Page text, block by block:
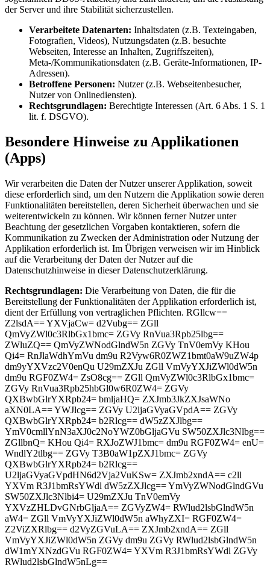
der Server und ihre Stabilität sicherzustellen.
Verarbeitete Datenarten: Inhaltsdaten (z.B. Texteingaben,
Fotografien, Videos), Nutzungsdaten (z.B. besuchte
Webseiten, Interesse an Inhalten, Zugriffszeiten),
Meta-/Kommunikationsdaten (z.B. Geräte-Informationen, IP-
Adressen).
Betroffene Personen: Nutzer (z.B. Webseitenbesucher,
Nutzer von Onlinediensten).
Rechtsgrundlagen: Berechtigte Interessen (Art. 6 Abs. 1 S. 1
lit. f. DSGVO).
Besondere Hinweise zu Applikationen
(Apps)
Wir verarbeiten die Daten der Nutzer unserer Applikation, soweit
diese erforderlich sind, um den Nutzern die Applikation sowie deren
Funktionalitäten bereitstellen, deren Sicherheit überwachen und sie
weiterentwickeln zu können. Wir können ferner Nutzer unter
Beachtung der gesetzlichen Vorgaben kontaktieren, sofern die
Kommunikation zu Zwecken der Administration oder Nutzung der
Applikation erforderlich ist. Im Übrigen verweisen wir im Hinblick
auf die Verarbeitung der Daten der Nutzer auf die
Datenschutzhinweise in dieser Datenschutzerklärung.
Rechtsgrundlagen: Die Verarbeitung von Daten, die für die
Bereitstellung der Funktionalitäten der Applikation erforderlich ist,
dient der Erfüllung von vertraglichen Pflichten. RGllcw==
Z2lsdA== YXVjaCw= d2Vubg== ZGll
QmVyZWl0c3RlbGx1bmc= ZGVy RnVua3Rpb25lbg==
ZWluZQ== QmVyZWNodGlndW5n ZGVy TnV0emVy KHou
Qi4= RnJlaWdhYmVu dm9u R2Vyw6R0ZWZ1bmt0aW9uZW4p
dm9yYXVzc2V0enQu U29mZXJu ZGll VmVyYXJiZWl0dW5n
dm9u RGF0ZW4= ZsO8cg== ZGll QmVyZWl0c3RlbGx1bmc=
ZGVy RnVua3Rpb25hbGl0w6R0ZW4= ZGVy
QXBwbGlrYXRpb24= bmljaHQ= ZXJmb3JkZXJsaWNo
aXN0LA== YWJlcg== ZGVy U2ljaGVyaGVpdA== ZGVy
QXBwbGlrYXRpb24= b2Rlcg== dW5zZXJlbg==
YmV0cmllYnN3aXJ0c2NoYWZ0bGljaGVu SW50ZXJlc3Nlbg==
ZGllbnQ= KHou Qi4= RXJoZWJ1bmc= dm9u RGF0ZW4= enU=
WndlY2tlbg== ZGVy T3B0aW1pZXJ1bmc= ZGVy
QXBwbGlrYXRpb24= b2Rlcg==
U2ljaGVyaGVpdHN6d2Vja2VuKSw= ZXJmb2xndA== c2ll
YXVm R3J1bmRsYWdl dW5zZXJlcg== YmVyZWNodGlndGVu
SW50ZXJlc3Nlbi4= U29mZXJu TnV0emVy
YXVzZHLDvGNrbGljaA== ZGVyZW4= RWlud2lsbGlndW5n
aW4= ZGll VmVyYXJiZWl0dW5n aWhyZXI= RGF0ZW4=
Z2ViZXRlbg== d2VyZGVuLA== ZXJmb2xndA== ZGll
VmVyYXJiZWl0dW5n ZGVy dm9u ZGVy RWlud2lsbGlndW5n
dW1mYXNzdGVu RGF0ZW4= YXVm R3J1bmRsYWdl ZGVy
RWlud2lsbGlndW5nLg==